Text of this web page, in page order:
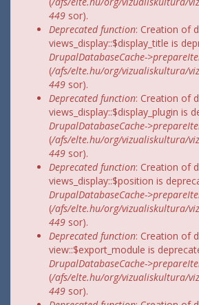
449 sor).
Deprecated function: Creation of
views_display::$display_title is
DrupalDatabaseCache-
(/afs/elte.hu/org/vizualiskultura/
449 sor).
Deprecated function: Creation of
views_display::$display_plugin is
DrupalDatabaseCache-
(/afs/elte.hu/org/vizualiskultura/
449 sor).
Deprecated function: Creation of
views_display::$position is
DrupalDatabaseCache-
(/afs/elte.hu/org/vizualiskultura/
449 sor).
Deprecated function: Creation of
view::$export_module is
DrupalDatabaseCache-
(/afs/elte.hu/org/vizualiskultura/
449 sor).